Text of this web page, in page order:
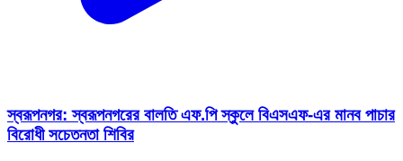
স্বরূপনগর: স্বরূপনগরের বালতি এফ.পি স্কুলে বিএসএফ-এর মানব পাচার
বিরোধী সচেতনতা শিবির